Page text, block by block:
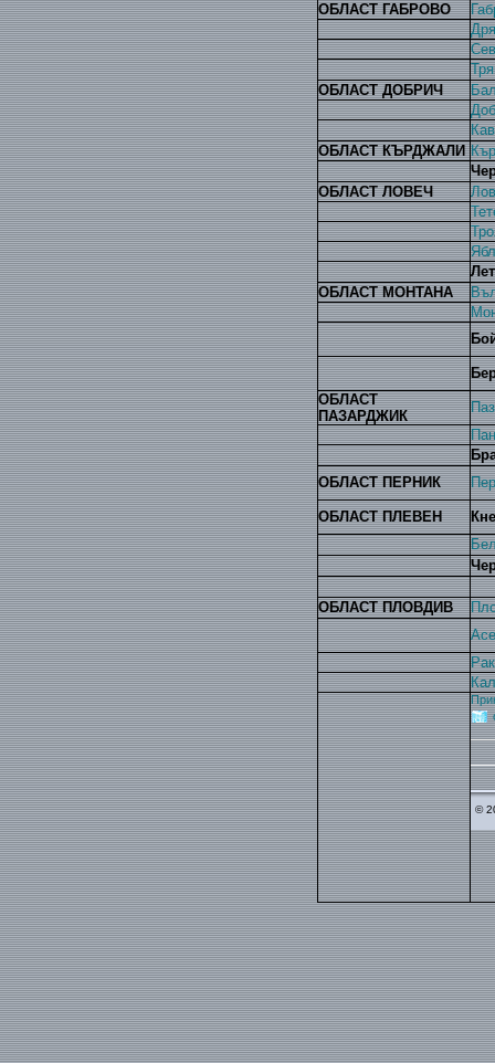
ОБЛАСТ ГАБРОВО
ОБЛАСТ ДОБРИЧ
ОБЛАСТ КЪРДЖАЛИ
ОБЛАСТ ЛОВЕЧ
ОБЛАСТ МОНТАНА
ОБЛАСТ
ПАЗАРДЖИК
ОБЛАСТ ПЕРНИК
ОБЛАСТ ПЛЕВЕН
ОБЛАСТ ПЛОВДИВ
©